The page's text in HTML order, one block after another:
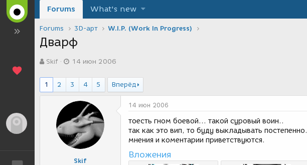
Forums What's new
Forums 3D-арт W.I.P. (Work In Progress)
Дварф
в
о
р
Skif
а
а
с
о
д
а
н
и
14 июн 2006
1 2 3 4 5 Вперёд
Skif
14 июн 2006
тоесть гном боевой... такой суровый воин..
так как это вип, то буду выкладывать постепенно.
мнения и коментарии приветствуются.
Вложения